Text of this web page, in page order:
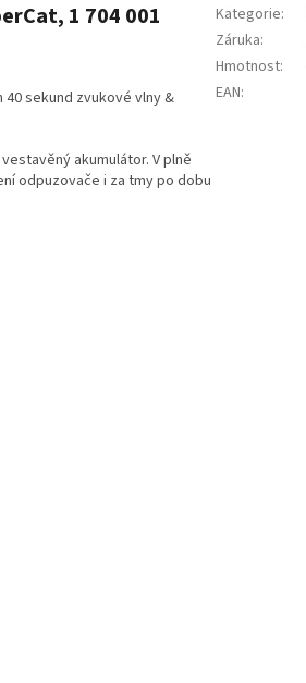
1 704 001
sekund zvukové vlny &
akumulátor. V plně
odpuzovače i za tmy po dobu
Kategorie:
Záruka:
Hmotnost:
EAN: